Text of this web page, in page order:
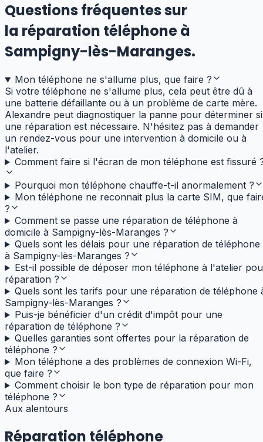
Questions fréquentes sur
la réparation téléphoneà
Sampigny-lès-Maranges.
Mon téléphone ne s'allume plus, que faire ?
Si votre téléphone ne s'allume plus, cela peut être dû à
une batterie défaillante ou à un problème de carte mère.
Alexandre peut diagnostiquer la panne pour déterminer si
une réparation est nécessaire. N'hésitez pas à demander
un rendez-vous pour une intervention à domicile ou à
l'atelier.
Comment faire si l'écran de mon téléphone est fissuré
Pourquoi mon téléphone chauffe-t-il anormalement ?
Mon téléphone ne reconnait plus la carte SIM, que
?
Comment se passe une réparation de téléphone à
domicile à Sampigny-lès-Maranges ?
Quels sont les délais pour une réparation de téléphone
à Sampigny-lès-Maranges ?
Est-il possible de déposer mon téléphone à l'atelier
réparation ?
Quels sont les tarifs pour une réparation de téléphone
Sampigny-lès-Maranges ?
Puis-je bénéficier d'un crédit d'impôt pour une
réparation de téléphone ?
Quelles garanties sont offertes pour la réparation de
téléphone ?
Mon téléphone a des problèmes de connexion Wi-Fi,
que faire ?
Comment choisir le bon type de réparation pour mon
téléphone ?
Aux alentours
Réparation téléphone